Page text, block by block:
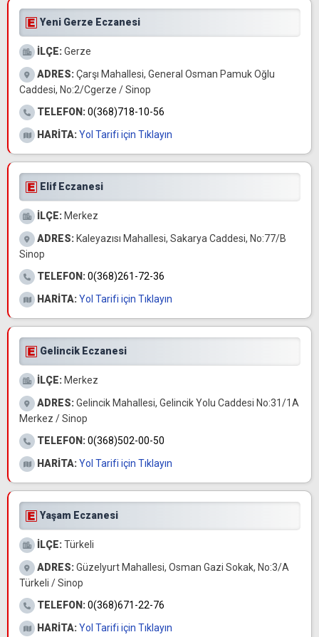
Yeni Gerze Eczanesi
İLÇE:Gerze
ADRES:Çarşı Mahallesi, General Osman Pamuk Oğlu
Caddesi, No:2/Cgerze / Sinop
TELEFON:0(368)718-10-56
HARİTA:Yol Tarifi için Tıklayın
Elif Eczanesi
İLÇE: Merkez
ADRES: Kaleyazısı Mahallesi, Sakarya Caddesi, No:77/B
Sinop
TELEFON:0(368)261-72-36
HARİTA:Yol Tarifi için Tıklayın
Gelincik Eczanesi
İLÇE: Merkez
ADRES:Gelincik Mahallesi, Gelincik Yolu Caddesi No:31/1A
Merkez / Sinop
TELEFON:0(368)502-00-50
HARİTA:Yol Tarifi için Tıklayın
Yaşam Eczanesi
İLÇE:Türkeli
ADRES:Güzelyurt Mahallesi, Osman Gazi Sokak, No:3/A
Türkeli / Sinop
TELEFON:0(368)671-22-76
HARİTA:Yol Tarifi için Tıklayın